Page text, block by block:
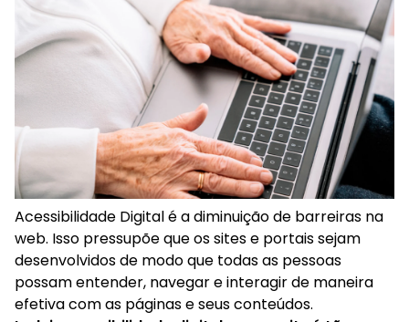
Acessibilidade Auditiva
Acessibilidade Motora
Acessibilidade Cognitiva
Acessibilidade a Dispositivos Móveis
Acessibilidade a Tecnologia Assistiva
Acessibilidade a Idosos
Existem avanços sendo feitos em direção à
Acessibilidade Digital é a diminuição de barreiras na
web. Isso pressupõe que os sites e portais sejam
desenvolvidos de modo que todas as pessoas
possam entender, navegar e interagir de maneira
efetiva com as páginas e seus conteúdos.